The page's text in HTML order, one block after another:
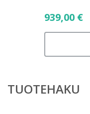
939,00 €
TUOTEHAKU